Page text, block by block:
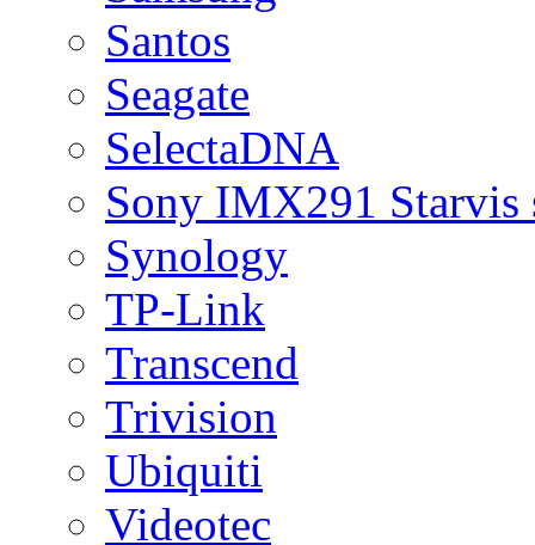
Santos
Seagate
SelectaDNA
Sony IMX291 Starvis
Synology
TP-Link
Transcend
Trivision
Ubiquiti
Videotec